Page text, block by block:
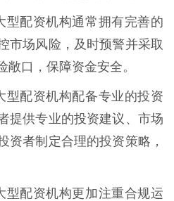
型配资机构通常拥有完善的
市场风险，及时预警并采取
口，保障资金安全。
型配资机构配备专业的投资
提供专业的投资建议、市场
资者制定合理的投资策略，
型配资机构更加注重合规运